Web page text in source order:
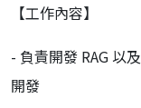
【工作內容】
- 負責開發 RAG 以
開發